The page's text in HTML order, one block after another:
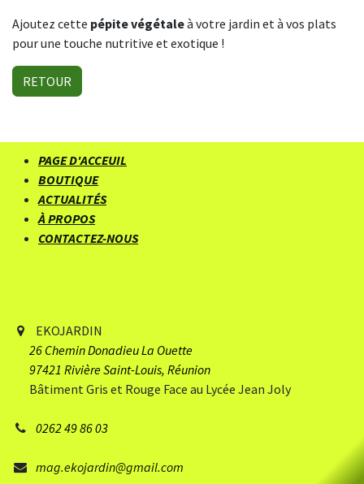
Ajoutez cette pépite végétaleà votre jardin et à vos plats
pour une touche nutritive et exotique !
RETOUR
PAGE D'ACCEUIL
BOUTIQUE
ACTUALITÉS
À PROPOS
CONTACTEZ-NOUS
EKOJARDIN
26 Chemin Donadieu​ La Ouette
97421 Rivière Saint-Louis, Réunion
Bâtiment Gris et Rouge Face au Lycée Jean Joly
0262 49 86 03
mag.ekojardin@gmail.com